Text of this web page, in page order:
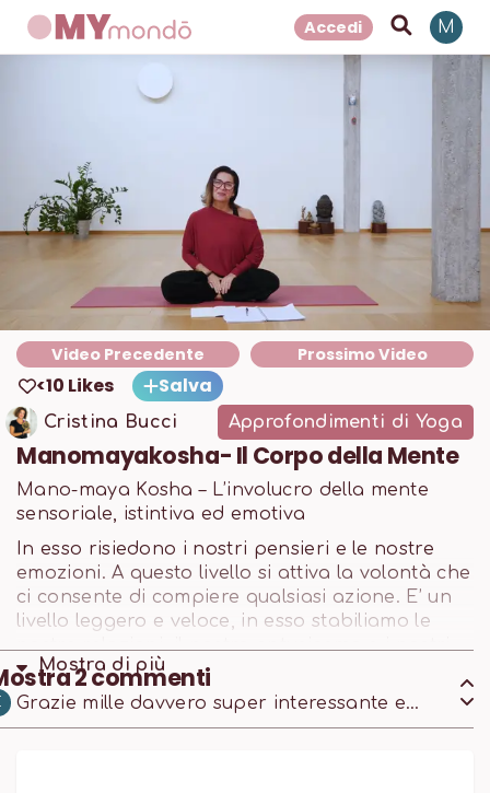
Accedi M
Video Precedente Prossimo Video
<10 Likes Salva
Cristina Bucci Approfondimenti di Yoga
Manomayakosha- Il Corpo della Mente
Mano-maya Kosha – L’involucro della mente
sensoriale, istintiva ed emotiva
In esso risiedono i nostri pensieri e le nostre
emozioni. A questo livello si attiva la volontà che
ci consente di compiere qualsiasi azione. E’ un
livello leggero e veloce, in esso stabiliamo le
nostre relazioni, il nostro entusiasmo e i nostri
problemi esistenziali. All’interno di esso si
formano una specie di cicatrici, chiamate
samskara, un insieme di credenze, opinioni
Mostra di più
2commenti
Grazie mille davvero super interessante e
spiegato benissimo 💗